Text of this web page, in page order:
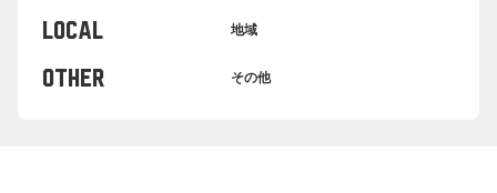
LOCAL 地域
OTHER その他